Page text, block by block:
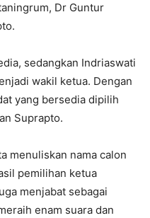
Dr Guntur
sedangkan Indriaswati
wakil ketua. Dengan
yang bersedia dipilih
Suprapto.
menuliskan nama calon
pemilihan ketua
menjabat sebagai
enam suara dan